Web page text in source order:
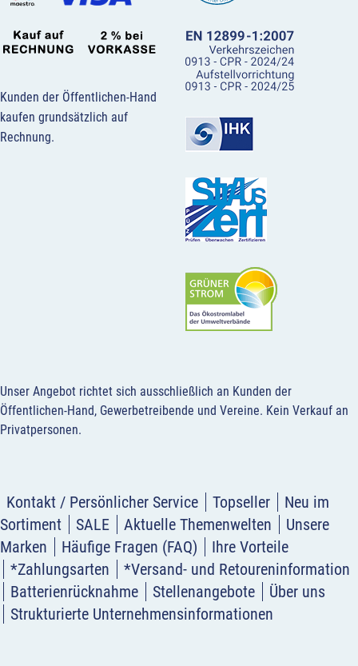
Kunden der Öffentlichen-Hand
kaufen grundsätzlich auf
Rechnung.
Unser Angebot richtet sich ausschließlich an Kunden der
Öffentlichen-Hand, Gewerbetreibende und Vereine. Kein Verkauf an
Privatpersonen.
Kontakt / Persönlicher Service Topseller
Neu im
Sortiment
SALE Aktuelle Themenwelten
Unsere
Marken
Häufige Fragen (FAQ)
Ihre Vorteile
*Zahlungsarten
*Versand- und Retoureninformation
Batterienrücknahme
Stellenangebote
Über uns
Strukturierte Unternehmensinformationen